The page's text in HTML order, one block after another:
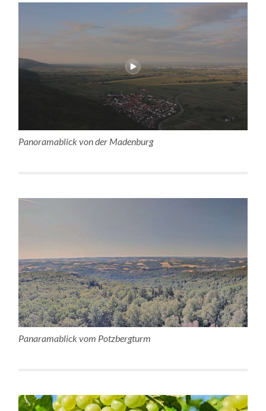
Panoramablick von der Madenburg
Panaramablick vom Potzbergturm